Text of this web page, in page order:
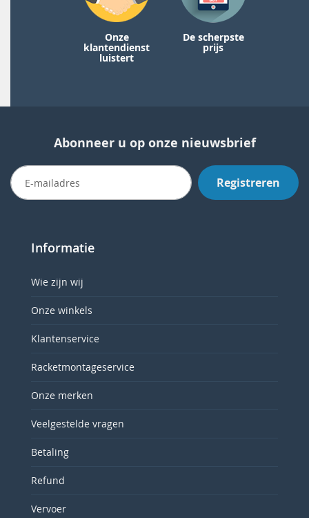
Onze
klantendienst
luistert
De scherpste
prijs
Abonneer u op onze nieuwsbrief
Registreren
Informatie
Wie zijn wij
Onze winkels
Klantenservice
Racketmontageservice
Onze merken
Veelgestelde vragen
Betaling
Refund
Vervoer